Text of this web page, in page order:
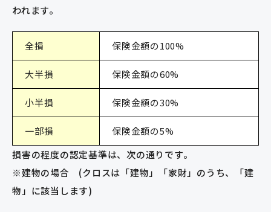
われます。
全損 保険金額の100%
大半損 保険金額の60%
小半損 保険金額の30%
一部損
保険金額の5%
損害の程度の認定基準は、次の通りです。
※建物の場合 (クロスは「建物」「家財」のうち、「建
物」に該当します)